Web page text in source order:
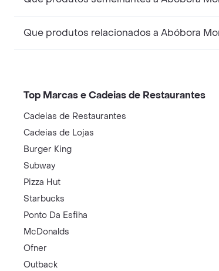
Que produtos relacionados a Abóbora
Top Marcas e Cadeias de Restaurantes
Cadeias de Restaurantes
Cadeias de Lojas
Burger King
Subway
Pizza Hut
Starbucks
Ponto Da Esfiha
McDonalds
Ofner
Outback